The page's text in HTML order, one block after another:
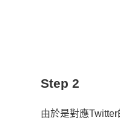
Step 2
由於是對應